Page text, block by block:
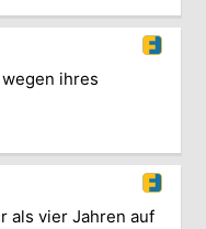
ihres
als vier Jahren auf